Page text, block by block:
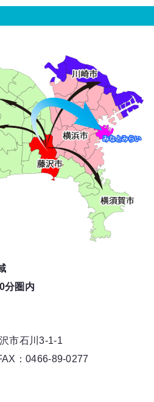
分圏内
市石川3-1-1
：0466-89-0277